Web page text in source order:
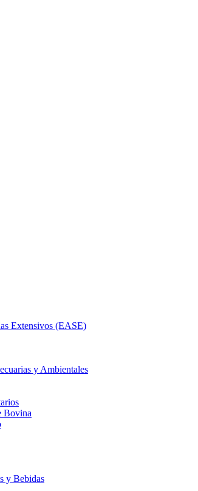
Extensivos (EASE)
y Ambientales
Bovina
y Bebidas